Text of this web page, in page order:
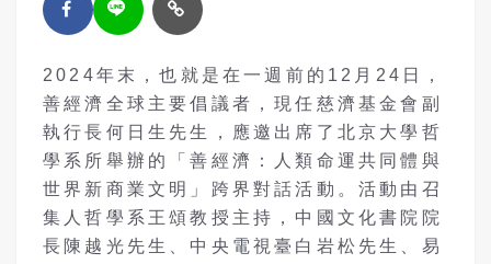
2024年末，也就是在一週前的12月24日，
善經濟全球主要倡議者，現任慈濟基金會副
執行長何日生先生，應邀出席了北京大學哲
學系所舉辦的「善經濟：人類命運共同體與
世界新商業文明」跨界對話活動。活動由召
集人哲學系王頌教授主持，中國文化書院院
長陳越光先生、中央電視臺白岩松先生、易